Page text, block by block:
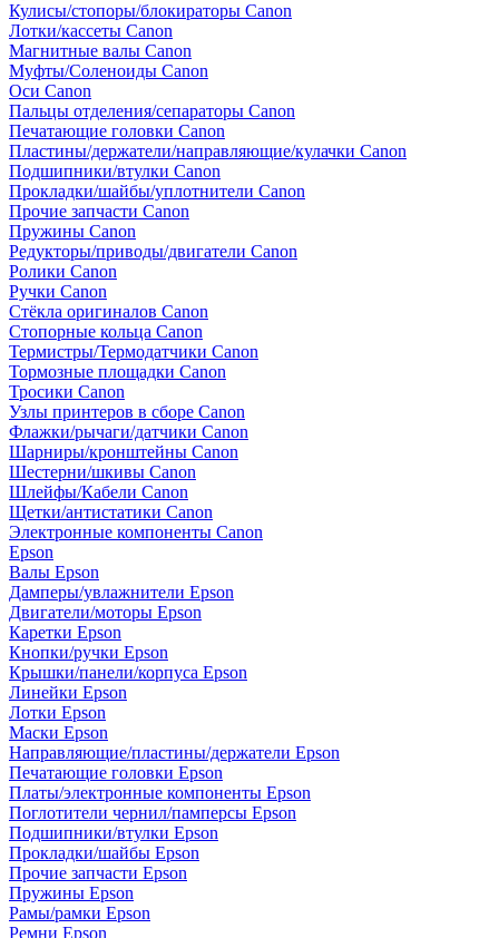
Кулисы/стопоры/блокираторы Canon
Лотки/кассеты Canon
Магнитные валы Canon
Муфты/Соленоиды Canon
Оси Canon
Пальцы отделения/сепараторы Canon
Печатающие головки Canon
Пластины/держатели/направляющие/кулачки Canon
Подшипники/втулки Canon
Прокладки/шайбы/уплотнители Canon
Прочие запчасти Canon
Пружины Canon
Редукторы/приводы/двигатели Canon
Ролики Canon
Ручки Canon
Стёкла оригиналов Canon
Стопорные кольца Canon
Термистры/Термодатчики Canon
Тормозные площадки Canon
Тросики Canon
Узлы принтеров в сборе Canon
Флажки/рычаги/датчики Canon
Шарниры/кронштейны Canon
Шестерни/шкивы Canon
Шлейфы/Кабели Canon
Щетки/антистатики Canon
Электронные компоненты Canon
Epson
Валы Epson
Дамперы/увлажнители Epson
Двигатели/моторы Epson
Каретки Epson
Кнопки/ручки Epson
Крышки/панели/корпуса Epson
Линейки Epson
Лотки Epson
Маски Epson
Направляющие/пластины/держатели Epson
Печатающие головки Epson
Платы/электронные компоненты Epson
Поглотители чернил/памперсы Epson
Подшипники/втулки Epson
Прокладки/шайбы Epson
Прочие запчасти Epson
Пружины Epson
Рамы/рамки Epson
Ремни Epson